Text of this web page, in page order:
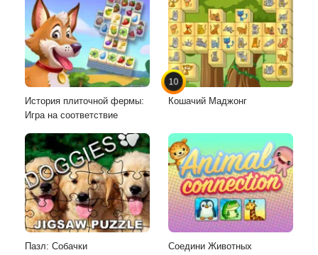
История плиточной фермы:
Игра на соответствие
10
Кошачий Маджонг
Пазл: Собачки Соедини Животных